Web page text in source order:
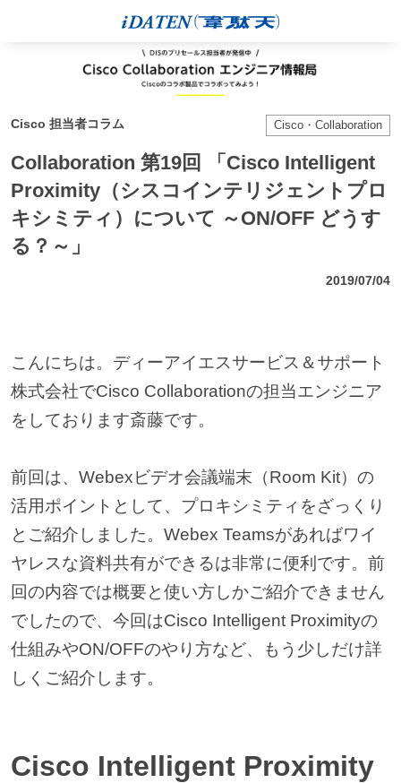
Cisco 担当者コラム Cisco・Collaboration
Collaboration 第19回 「Cisco Intelligent
Proximity（シスコインテリジェントプロ
キシミティ）について ～ON/OFF どうす
る？～」
2019/07/04
こんにちは。ディーアイエスサービス＆サポート
株式会社でCisco Collaborationの担当エンジニア
をしております斎藤です。
前回は、Webexビデオ会議端末（Room Kit）の
活用ポイントとして、プロキシミティをざっくり
とご紹介しました。Webex Teamsがあればワイ
ヤレスな資料共有ができるは非常に便利です。前
回の内容では概要と使い方しかご紹介できません
でしたので、今回はCisco Intelligent Proximityの
仕組みやON/OFFのやり方など、もう少しだけ詳
しくご紹介します。
Cisco Intelligent Proximity